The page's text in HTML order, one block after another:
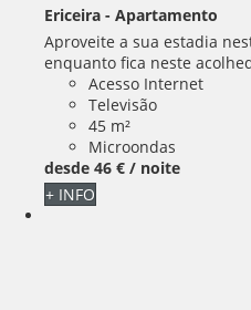
Ericeira - Apartamento
Aproveite a sua estadia
enquanto fica neste
Acesso Internet
Televisão
45 m²
Microondas
desde 46 € / noite
+ INFO